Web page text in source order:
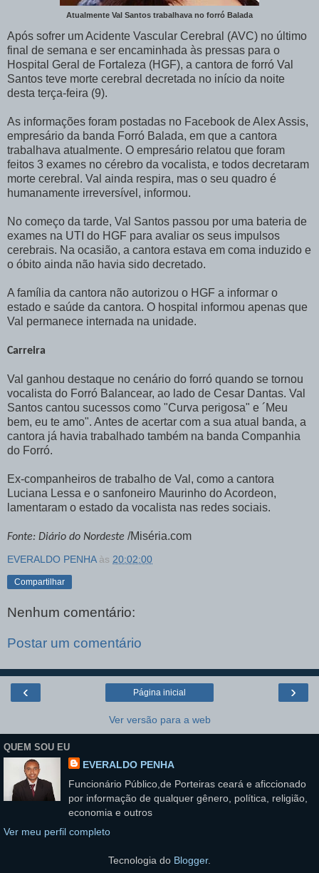
Atualmente Val Santos trabalhava no forró Balada
Após sofrer um Acidente Vascular Cerebral (AVC) no último
final de semana e ser encaminhada às pressas para o
Hospital Geral de Fortaleza (HGF), a cantora de forró Val
Santos teve morte cerebral decretada no início da noite
desta terça-feira (9).
As informações foram postadas no Facebook de Alex Assis,
empresário da banda Forró Balada, em que a cantora
trabalhava atualmente. O empresário relatou que foram
feitos 3 exames no cérebro da vocalista, e todos decretaram
morte cerebral. Val ainda respira, mas o seu quadro é
humanamente irreversível, informou.
No começo da tarde, Val Santos passou por uma bateria de
exames na UTI do HGF para avaliar os seus impulsos
cerebrais. Na ocasião, a cantora estava em coma induzido e
o óbito ainda não havia sido decretado.
A família da cantora não autorizou o HGF a informar o
estado e saúde da cantora. O hospital informou apenas que
Val permanece internada na unidade.
Carreira
Val ganhou destaque no cenário do forró quando se tornou
vocalista do Forró Balancear, ao lado de Cesar Dantas. Val
Santos cantou sucessos como "Curva perigosa" e ´Meu
bem, eu te amo". Antes de acertar com a sua atual banda, a
cantora já havia trabalhado também na banda Companhia
do Forró.
Ex-companheiros de trabalho de Val, como a cantora
Luciana Lessa e o sanfoneiro Maurinho do Acordeon,
lamentaram o estado da vocalista nas redes sociais.
Fonte: Diário do Nordeste /Miséria.com
EVERALDO PENHA às 20:02:00
Compartilhar
Nenhum comentário:
Postar um comentário
‹ ›
Página inicial
Ver versão para a web
QUEM SOU EU
EVERALDO PENHA
Funcionário Público,de Porteiras ceará e aficcionado
por informação de qualquer gênero, política, religião,
economia e outros
Ver meu perfil completo
Tecnologia do Blogger.